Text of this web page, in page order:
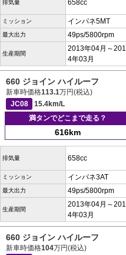
排気量 658cc
ミッション インパネ5MT
最大出力 49ps/5800rpm
生産期間
2013年04月～201
4年03月
660 ジョイン ハイルーフ
新車時価格113.1万円(税込)
JC08
15.4km/L
満タンでどこまで走る？
616km
排気量 658cc
ミッション インパネ3AT
最大出力 49ps/5800rpm
生産期間
2013年04月～201
4年03月
660 ジョイン ハイルーフ
新車時価格104万円(税込)